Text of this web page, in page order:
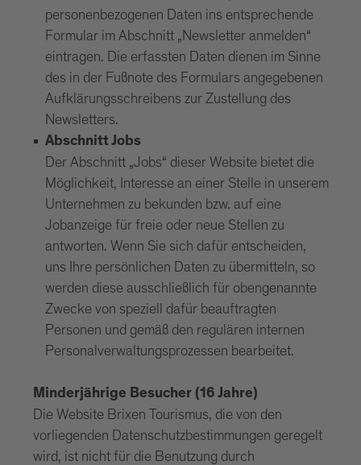
personenbezogenen Daten ins entsprechende
Formular im Abschnitt „Newsletter anmelden“
eintragen. Die erfassten Daten dienen im Sinne
des in der Fußnote des Formulars angegebenen
Aufklärungsschreibens zur Zustellung des
Newsletters.
Abschnitt Jobs
Der Abschnitt „Jobs“ dieser Website bietet die
Möglichkeit, Interesse an einer Stelle in unserem
Unternehmen zu bekunden bzw. auf eine
Jobanzeige für freie oder neue Stellen zu
antworten. Wenn Sie sich dafür entscheiden,
uns Ihre persönlichen Daten zu übermitteln, so
werden diese ausschließlich für obengenannte
Zwecke von speziell dafür beauftragten
Personen und gemäß den regulären internen
Personalverwaltungsprozessen bearbeitet.
Minderjährige Besucher (16 Jahre)
Die Website Brixen Tourismus, die von den
vorliegenden Datenschutzbestimmungen geregelt
wird, ist nicht für die Benutzung durch